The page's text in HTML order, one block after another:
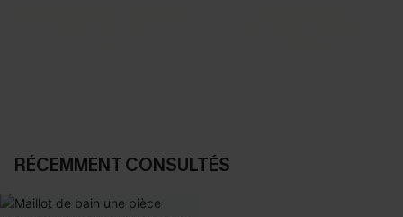
RÉCEMMENT CONSULTÉS